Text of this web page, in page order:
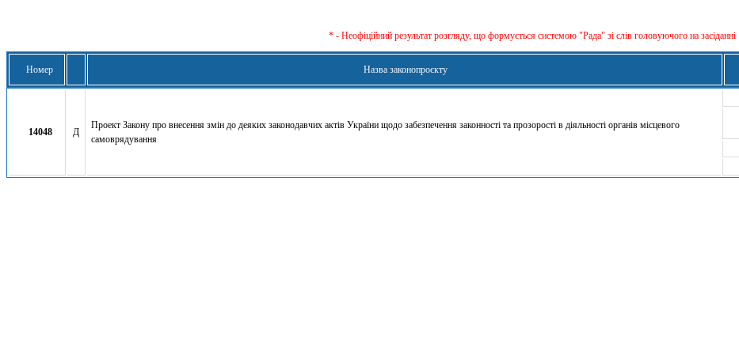
* - Неофіційний результат розгляду, що формується сиcтемою "Рада" зі слів головуючого на засіданні
Номер Назва законопроєкту
14048 Д
Проект Закону про внесення змін до деяких законодавчих актів України щодо забезпечення законності та прозорості в діяльності органів місцевого
самоврядування